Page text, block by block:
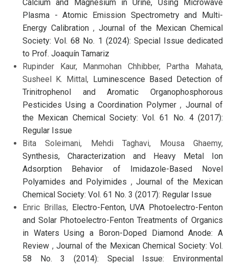
Calcium and Magnesium in Urine, Using Microwave
Plasma - Atomic Emission Spectrometry and Multi-
Energy Calibration , Journal of the Mexican Chemical
Society: Vol. 68 No. 1 (2024): Special Issue dedicated
to Prof. Joaquín Tamariz
Rupinder Kaur, Manmohan Chhibber, Partha Mahata,
Susheel K. Mittal, Luminescence Based Detection of
Trinitrophenol and Aromatic Organophosphorous
Pesticides Using a Coordination Polymer, Journal of
the Mexican Chemical Society: Vol. 61 No. 4 (2017):
Regular Issue
Bita Soleimani, Mehdi Taghavi, Mousa Ghaemy,
Synthesis, Characterization and Heavy Metal Ion
Adsorption Behavior of Imidazole-Based Novel
Polyamides and Polyimides ,Journal of the Mexican
Chemical Society: Vol. 61 No. 3 (2017): Regular Issue
Enric Brillas, Electro-Fenton, UVA Photoelectro-Fenton
and Solar Photoelectro-Fenton Treatments of Organics
in Waters Using a Boron-Doped Diamond Anode: A
Review , Journal of the Mexican Chemical Society: Vol.
58 No. 3 (2014): Special Issue: Environmental